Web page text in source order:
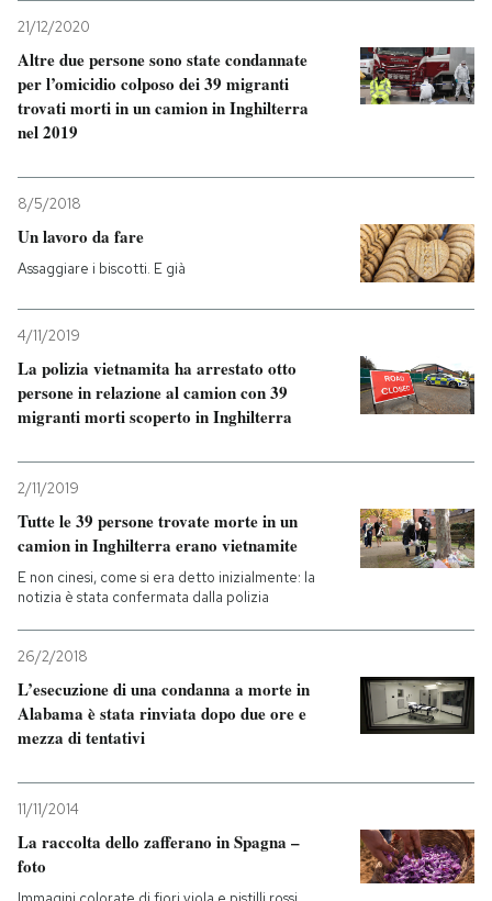
21/12/2020
Altre due persone sono state condannate
per l’omicidio colposo dei 39 migranti
trovati morti in un camion in Inghilterra
nel 2019
8/5/2018
Un lavoro da fare
Assaggiare i biscotti. E già
4/11/2019
La polizia vietnamita ha arrestato otto
persone in relazione al camion con 39
migranti morti scoperto in Inghilterra
2/11/2019
Tutte le 39 persone trovate morte in un
camion in Inghilterra erano vietnamite
E non cinesi, come si era detto inizialmente: la
notizia è stata confermata dalla polizia
26/2/2018
L’esecuzione di una condanna a morte in
Alabama è stata rinviata dopo due ore e
mezza di tentativi
11/11/2014
La raccolta dello zafferano in Spagna –
foto